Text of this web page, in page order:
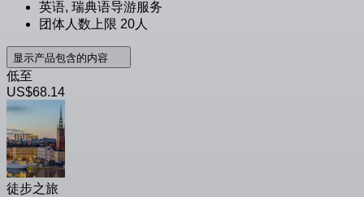
英语, 瑞典语导游服务
团体人数上限 20人
显示产品包含的内容
低至
US$68.14
徒步之旅